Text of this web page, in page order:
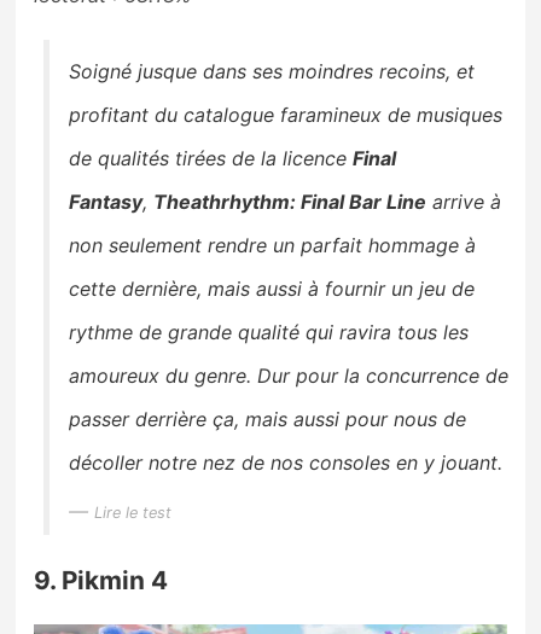
Soigné jusque dans ses moindres recoins, et
profitant du catalogue faramineux de musiques
de qualités tirées de la licenceFinal
Fantasy, Theathrhythm: Final Bar Line arrive à
non seulement rendre un parfait hommage à
cette dernière, mais aussi à fournir un jeu de
rythme de grande qualité qui ravira tous les
amoureux du genre. Dur pour la concurrence de
passer derrière ça, mais aussi pour nous de
décoller notre nez de nos consoles en y jouant.
Lire le test
9. Pikmin 4